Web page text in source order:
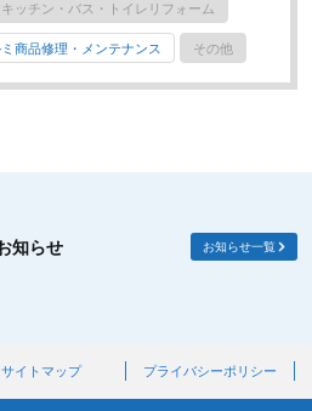
キッチン・バス・トイレリフォーム
商品修理・メンテナンス その他
知らせ お知らせ一覧
サイトマップ プライバシーポリシー